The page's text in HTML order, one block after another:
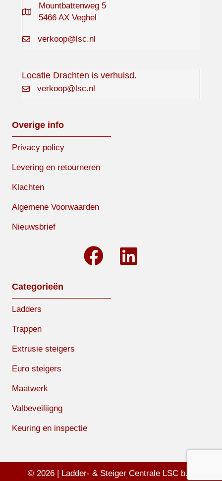
Mountbattenweg 5
5466 AX Veghel
verkoop@lsc.nl
Locatie Drachten is verhuisd.
verkoop@lsc.nl
Overige info
Privacy policy
Levering en retourneren
Klachten
Algemene Voorwaarden
Nieuwsbrief
Categorieën
Ladders
Trappen
Extrusie steigers
Euro steigers
Maatwerk
Valbeveiliigng
Keuring en inspectie
© 2026 | Ladder- & Steiger Centrale LSC b.v.